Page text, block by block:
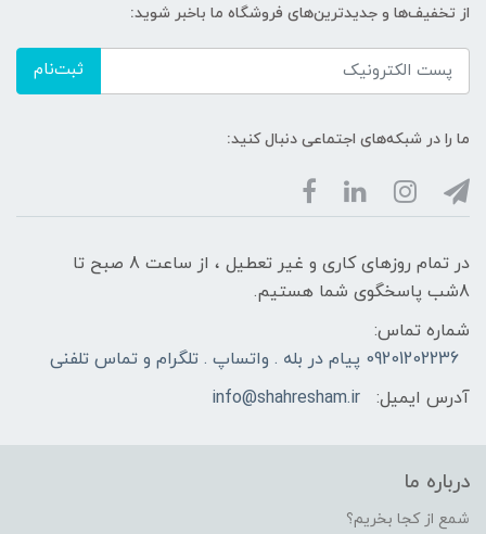
از تخفیف‌ها و جدیدترین‌های فروشگاه ما باخبر شوید:
ثبت‌نام
ما را در شبکه‌های اجتماعی دنبال کنید:
در تمام روزهای کاری و غیر تعطیل ، از ساعت 8 صبح تا
8شب پاسخگوی شما هستیم.
شماره تماس:
09201202236 پیام در بله . واتساپ . تلگرام و تماس تلفنی
آدرس ایمیل:
info@shahresham.ir
درباره ما
شمع از کجا بخریم؟